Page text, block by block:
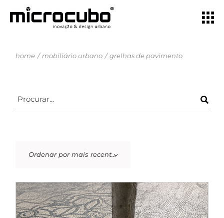
home mobiliário urbano grelhas de pavimento
Ordenar por mais recentes